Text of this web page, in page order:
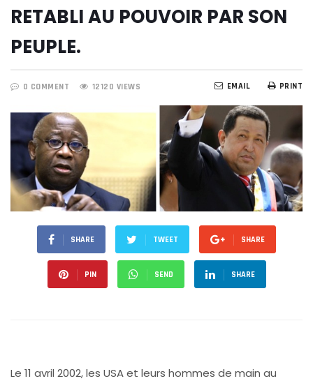
RETABLI AU POUVOIR PAR SON
PEUPLE.
0 COMMENT 12120 VIEWS PRINT
EMAIL
SHARE TWEET SHARE
PIN SEND SHARE
Le 11 avril 2002, les USA et leurs hommes de main au